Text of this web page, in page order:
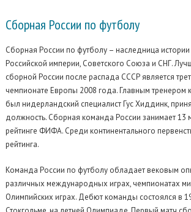
Сборная России по футболу
Сборная России по футболу – наследница
Российской империи, Советского Союза и СНГ.
сборной России после распада СССР является
чемпионате Европы 2008 года. Главным тренером
был нидерландский специалист Гус Хиддинк,
должность. Сборная команда России занимает 13
рейтинге ФИФА. Среди континентального
рейтинга.
Команда России по футболу обладает вековым
различных международных играх, чемпионатах
Олимпийских играх. Дебют команды состоялся в